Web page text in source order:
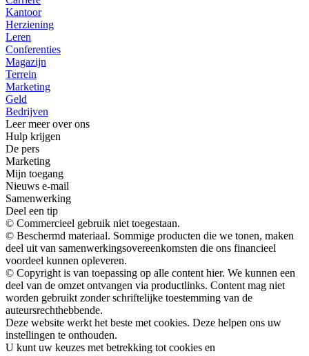
Kantoor
Herziening
Leren
Conferenties
Magazijn
Terrein
Marketing
Geld
Bedrijven
Leer meer over ons
Hulp krijgen
De pers
Marketing
Mijn toegang
Nieuws e-mail
Samenwerking
Deel een tip
© Commercieel gebruik niet toegestaan.
© Beschermd materiaal. Sommige producten die we tonen, maken
deel uit van samenwerkingsovereenkomsten die ons financieel
voordeel kunnen opleveren.
© Copyright is van toepassing op alle content hier. We kunnen een
deel van de omzet ontvangen via productlinks. Content mag niet
worden gebruikt zonder schriftelijke toestemming van de
auteursrechthebbende.
Deze website werkt het beste met cookies. Deze helpen ons uw
instellingen te onthouden.
U kunt uw keuzes met betrekking tot cookies en